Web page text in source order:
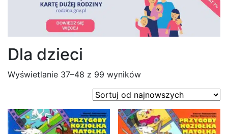
Dla dzieci
Wyświetlanie 37–48 z 99 wynikówPosortowane
według
najnowszych